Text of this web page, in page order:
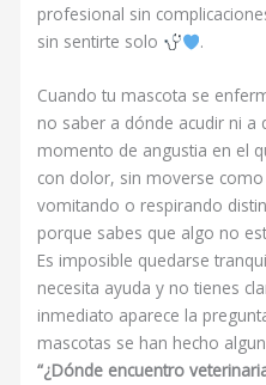
profesional sin
sin sentirte solo
.
Cuando tu mascota se
no saber a dónde acudir ni a
momento de angustia en el
con dolor, sin moverse
vomitando o respirando
porque sabes que algo no
Es imposible quedarse
necesita ayuda y no tienes
inmediato aparece la
mascotas se han hecho
“¿Dónde encuentro